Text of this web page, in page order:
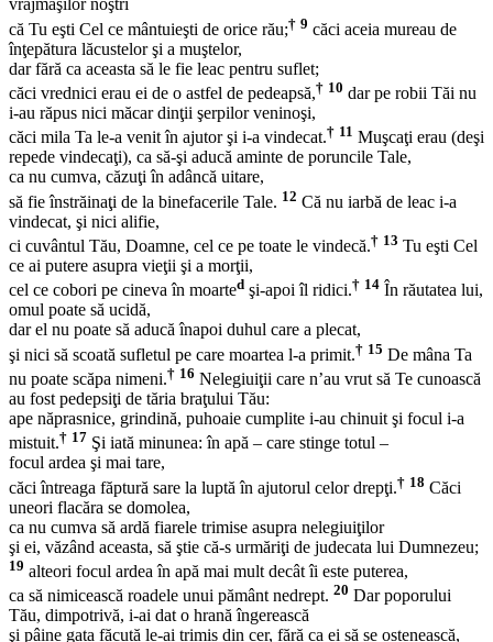
vrăjmaşilor noştri
că Tu eşti Cel ce mântuieşti de orice rău;† 9 căci aceia mureau de
înţepătura lăcustelor şi a muştelor,
dar fără ca aceasta să le fie leac pentru suflet;
căci vrednici erau ei de o astfel de pedeapsă,† 10 dar pe robii Tăi nu
i-au răpus nici măcar dinţii şerpilor veninoşi,
căci mila Ta le-a venit în ajutor şi i-a vindecat.† 11 Muşcaţi erau (deşi
repede vindecaţi), ca să-şi aducă aminte de poruncile Tale,
ca nu cumva, căzuţi în adâncă uitare,
să fie înstrăinaţi de la binefacerile Tale. 12 Că nu iarbă de leac i-a
vindecat, şi nici alifie,
ci cuvântul Tău, Doamne, cel ce pe toate le vindecă.† 13 Tu eşti Cel
ce ai putere asupra vieţii şi a morţii,
cel ce cobori pe cineva în moarted şi-apoi îl ridici.† 14 În răutatea lui,
omul poate să ucidă,
dar el nu poate să aducă înapoi duhul care a plecat,
şi nici să scoată sufletul pe care moartea l-a primit.† 15 De mâna Ta
nu poate scăpa nimeni.† 16 Nelegiuiţii care n’au vrut să Te cunoască
au fost pedepsiţi de tăria braţului Tău:
ape năprasnice, grindină, puhoaie cumplite i-au chinuit şi focul i-a
mistuit.† 17 Şi iată minunea: în apă – care stinge totul –
focul ardea şi mai tare,
căci întreaga făptură sare la luptă în ajutorul celor drepţi.† 18 Căci
uneori flacăra se domolea,
ca nu cumva să ardă fiarele trimise asupra nelegiuiţilor
şi ei, văzând aceasta, să ştie că-s urmăriţi de judecata lui Dumnezeu;
19 alteori focul ardea în apă mai mult decât îi este puterea,
ca să nimicească roadele unui pământ nedrept. 20 Dar poporului
Tău, dimpotrivă, i-ai dat o hrană îngerească
şi pâine gata făcută le-ai trimis din cer, fără ca ei să se ostenească,